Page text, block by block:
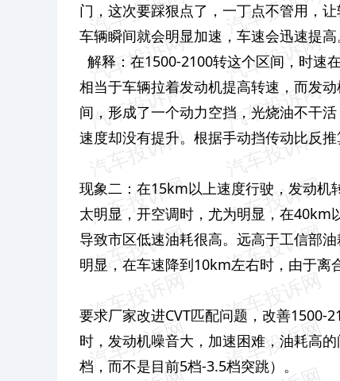
门，这次要踩狠点了，一丁点不管用，
车辆瞬间就会明显加速，车速会迅速提高
解释：在1500-2100转这个区间，时速
相当于车辆拉着发动机提高转速，而发
间，形成了一个动力空挡，光烧油不干
速度却没有提升。根据手动挡传动比反
现象二：在15km以上速度行驶，发动机
太明显，开空调时，尤为明显，在40km
导致市区低速油耗很高。远高于工信部
明显，在车速降到10km左右时，由于离
要求厂家改进CVT匹配问题，改善1500-
时，发动机噪音大，加速困难，油耗高
档，而不是目前5档-3.5档突跳）。